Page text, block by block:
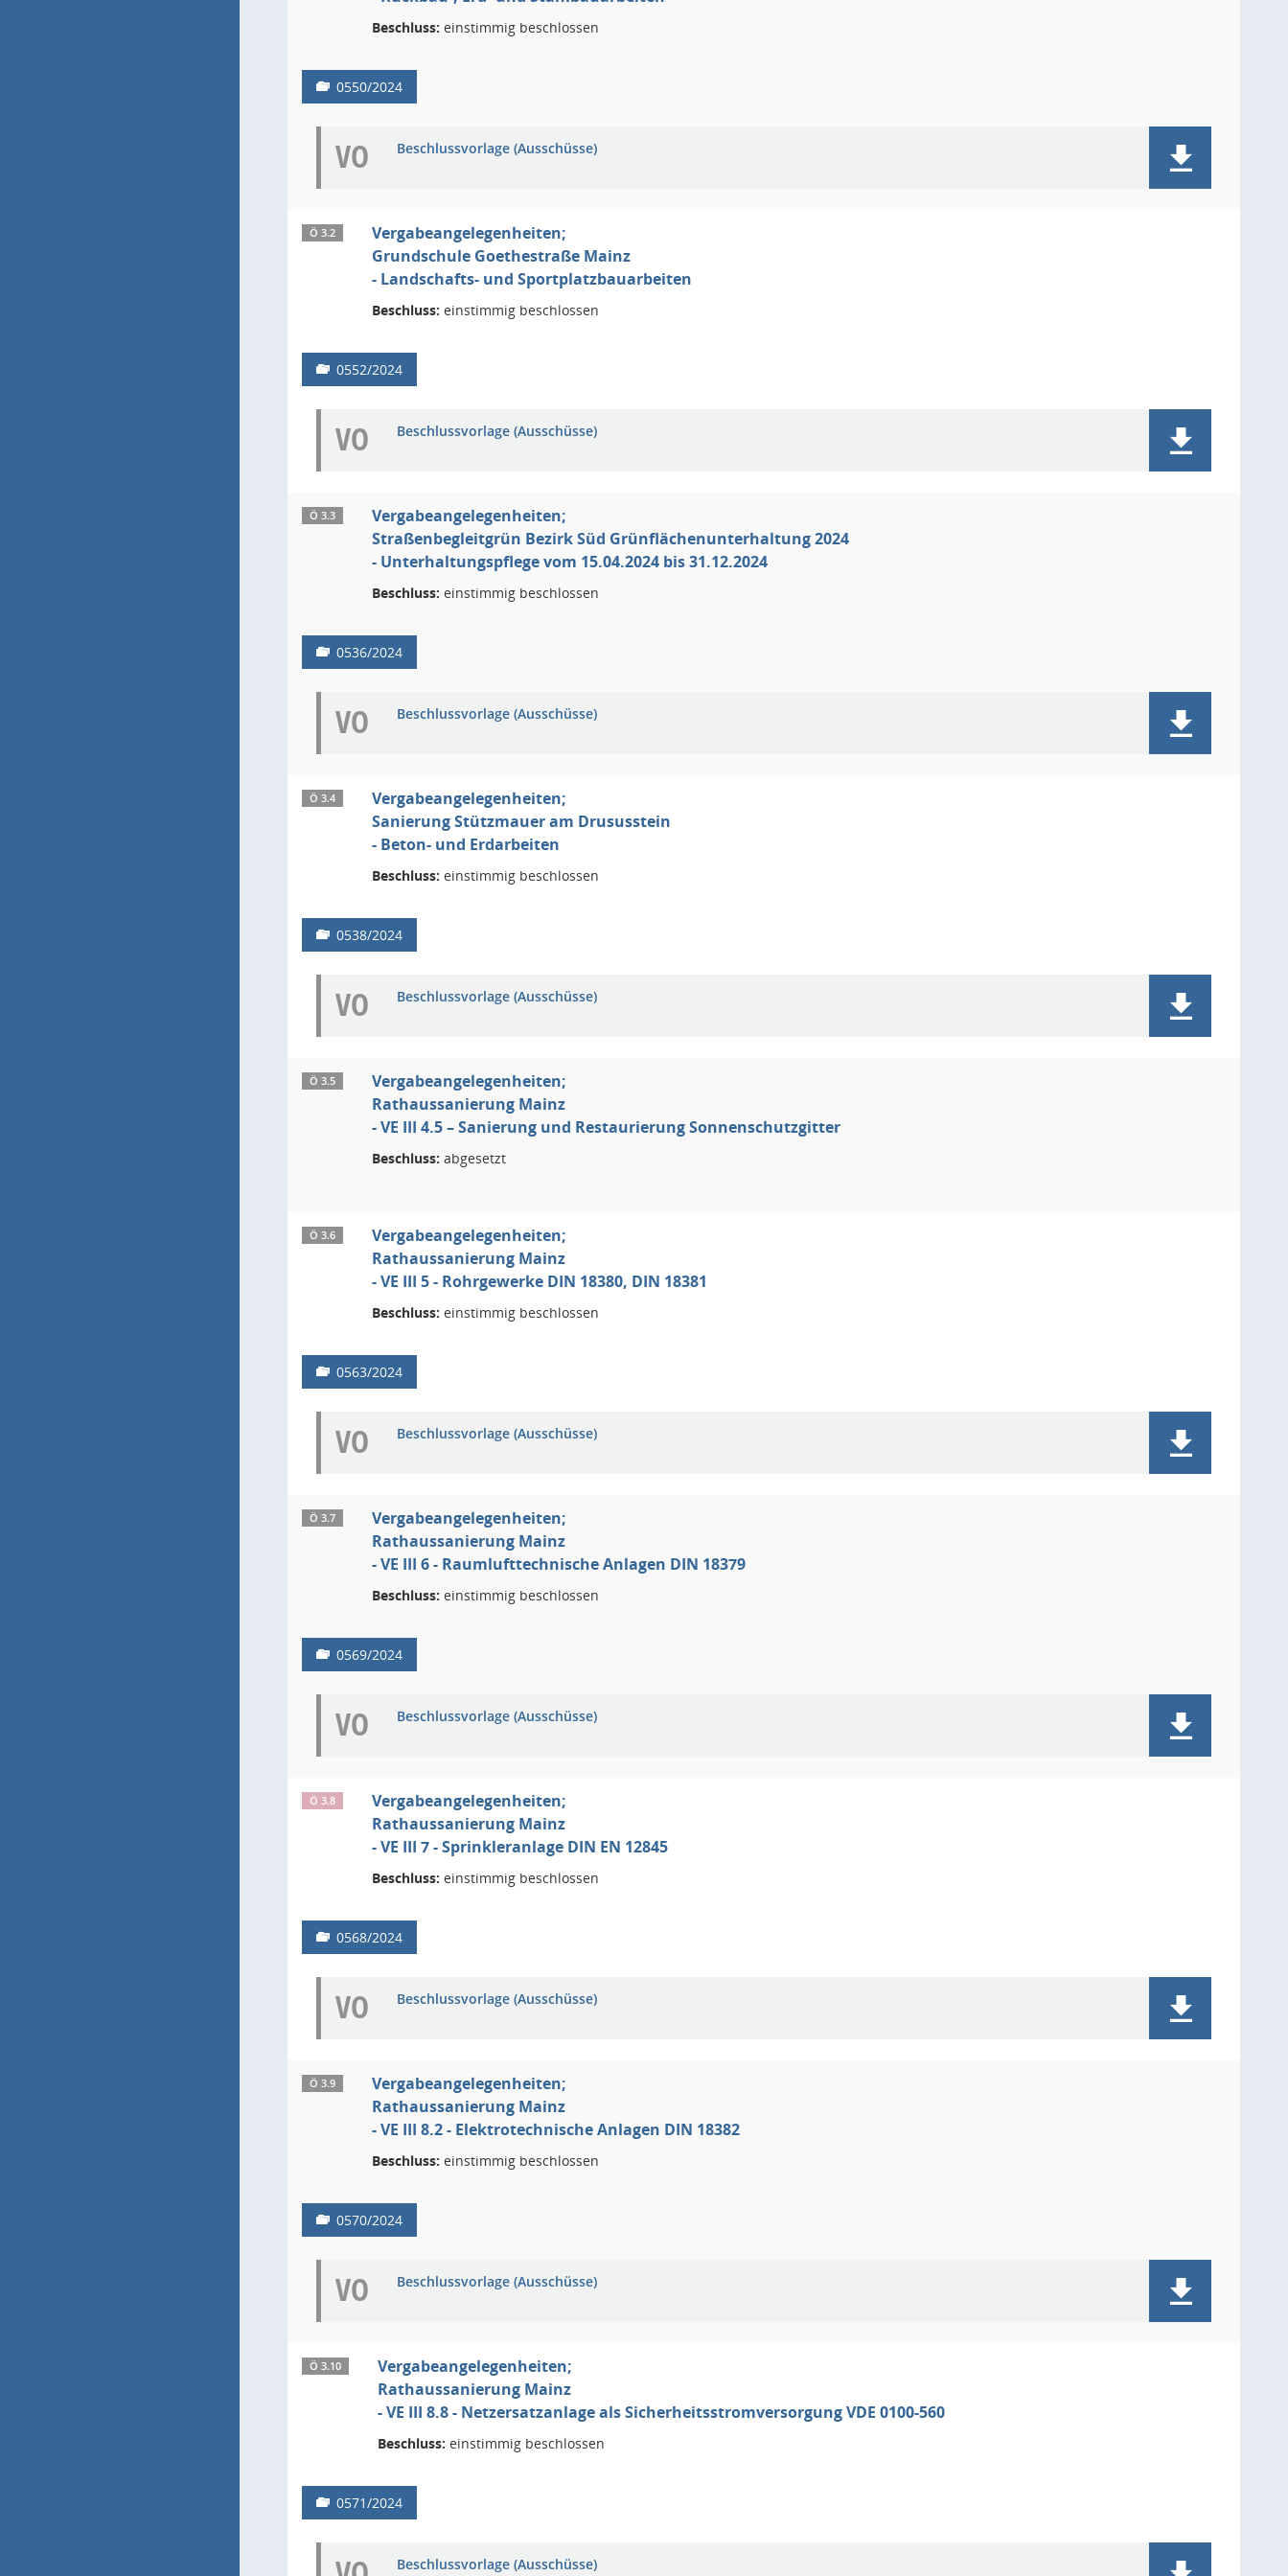
Beschluss: einstimmig beschlossen
0550/2024
VO Beschlussvorlage (Ausschüsse)
Ö 3.2
Vergabeangelegenheiten;
Grundschule Goethestraße Mainz
- Landschafts- und Sportplatzbauarbeiten
Beschluss: einstimmig beschlossen
0552/2024
VO Beschlussvorlage (Ausschüsse)
Ö 3.3
Vergabeangelegenheiten;
Straßenbegleitgrün Bezirk Süd Grünflächenunterhaltung 2024
- Unterhaltungspflege vom 15.04.2024 bis 31.12.2024
Beschluss: einstimmig beschlossen
0536/2024
VO Beschlussvorlage (Ausschüsse)
Ö 3.4
Vergabeangelegenheiten;
Sanierung Stützmauer am Drususstein
- Beton- und Erdarbeiten
Beschluss: einstimmig beschlossen
0538/2024
VO Beschlussvorlage (Ausschüsse)
Ö 3.5
Vergabeangelegenheiten;
Rathaussanierung Mainz
- VE III 4.5 – Sanierung und Restaurierung Sonnenschutzgitter
Beschluss: abgesetzt
Ö 3.6
Vergabeangelegenheiten;
Rathaussanierung Mainz
- VE III 5 - Rohrgewerke DIN 18380, DIN 18381
Beschluss: einstimmig beschlossen
0563/2024
VO Beschlussvorlage (Ausschüsse)
Ö 3.7
Vergabeangelegenheiten;
Rathaussanierung Mainz
- VE III 6 - Raumlufttechnische Anlagen DIN 18379
Beschluss: einstimmig beschlossen
0569/2024
VO Beschlussvorlage (Ausschüsse)
Ö 3.8
Vergabeangelegenheiten;
Rathaussanierung Mainz
- VE III 7 - Sprinkleranlage DIN EN 12845
Beschluss: einstimmig beschlossen
0568/2024
VO Beschlussvorlage (Ausschüsse)
Ö 3.9
Vergabeangelegenheiten;
Rathaussanierung Mainz
- VE III 8.2 - Elektrotechnische Anlagen DIN 18382
Beschluss: einstimmig beschlossen
0570/2024
VO Beschlussvorlage (Ausschüsse)
Ö 3.10
Vergabeangelegenheiten;
Rathaussanierung Mainz
- VE III 8.8 - Netzersatzanlage als Sicherheitsstromversorgung VDE 0100-560
Beschluss: einstimmig beschlossen
0571/2024
Beschlussvorlage (Ausschüsse)